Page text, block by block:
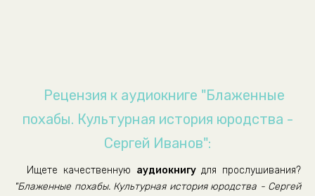
Рецензия к аудиокниге "Блаженные
похабы. Культурная история юродства -
Сергей Иванов":
Ищете качественную аудиокнигудля прослушивания?
"Блаженные похабы. Культурная история юродства - Сергей